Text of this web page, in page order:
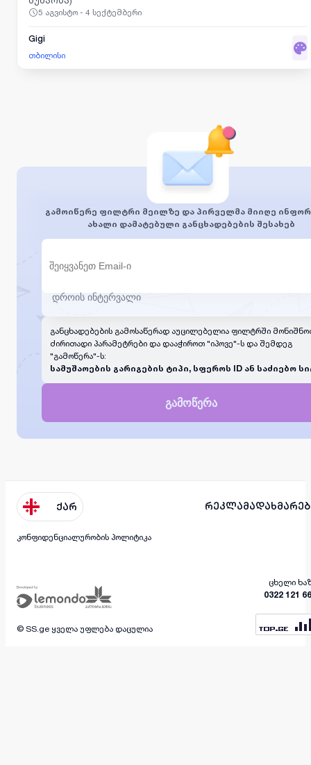
5 აგვისტო - 4 სექტემბერი
Gigi
თბილისი
გამოიწერე ფილტრი მეილზე და პირველმა მიიღე
ახალი დამატებული განცხადებების შესახებ
განცხადებების გამოსაწერად აუცილებელია ფილტრში
ძირითადი პარამეტრები და დააჭიროთ "იპოვე"-ს და შემდეგ
"გამოწერა"-ს:
სამუშაოების გარიგების ტიპი, სფეროს ID ან საძიებო
გამოწერა
ქარ რეკლამა
კონფიდენციალურობის პოლიტიკა
ცხელი
0322 121
© SS.ge ყველა უფლება დაცულია